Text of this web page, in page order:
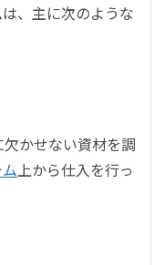
、主に次のような
かせない資材を調
上から仕入を行っ